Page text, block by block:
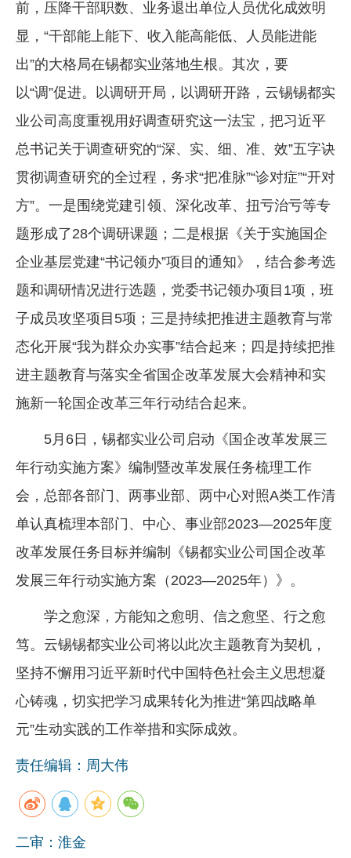
前，压降干部职数、业务退出单位人员优化成效明
显，“干部能上能下、收入能高能低、人员能进能
出”的大格局在锡都实业落地生根。其次，要
以“调”促进。以调研开局，以调研开路，云锡锡都实
业公司高度重视用好调查研究这一法宝，把习近平
总书记关于调查研究的“深、实、细、准、效”五字诀
贯彻调查研究的全过程，务求“把准脉”“诊对症”“开对
方”。一是围绕党建引领、深化改革、扭亏治亏等专
题形成了28个调研课题；二是根据《关于实施国企
企业基层党建“书记领办”项目的通知》，结合参考选
题和调研情况进行选题，党委书记领办项目1项，班
子成员攻坚项目5项；三是持续把推进主题教育与常
态化开展“我为群众办实事”结合起来；四是持续把推
进主题教育与落实全省国企改革发展大会精神和实
施新一轮国企改革三年行动结合起来。
5月6日，锡都实业公司启动《国企改革发展三
年行动实施方案》编制暨改革发展任务梳理工作
会，总部各部门、两事业部、两中心对照A类工作清
单认真梳理本部门、中心、事业部2023—2025年度
改革发展任务目标并编制《锡都实业公司国企改革
发展三年行动实施方案（2023—2025年）》。
学之愈深，方能知之愈明、信之愈坚、行之愈
笃。云锡锡都实业公司将以此次主题教育为契机，
坚持不懈用习近平新时代中国特色社会主义思想凝
心铸魂，切实把学习成果转化为推进“第四战略单
元”生动实践的工作举措和实际成效。
责任编辑：周大伟
二审：淮金